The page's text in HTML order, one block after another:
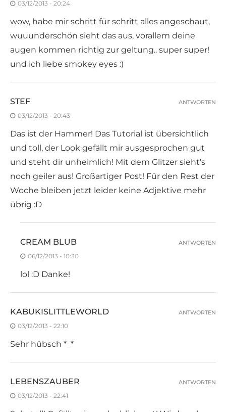
03/12/2013 - 20:24
wow, habe mir schritt für schritt alles angeschaut,
wuuunderschön sieht das aus, vorallem deine
augen kommen richtig zur geltung.. super super!
und ich liebe smokey eyes :)
STEF
03/12/2013 - 20:43
Das ist der Hammer! Das Tutorial ist übersichtlich
und toll, der Look gefällt mir ausgesprochen gut
und steht dir unheimlich! Mit dem Glitzer sieht’s
noch geiler aus! Großartiger Post! Für den Rest der
Woche bleiben jetzt leider keine Adjektive mehr
übrig :D
ANTWORTEN
CREAM BLUB
06/12/2013 - 10:30
lol :D Danke!
ANTWORTEN
KABUKISLITTLEWORLD
03/12/2013 - 22:10
Sehr hübsch *_*
ANTWORTEN
LEBENSZAUBER
03/12/2013 - 22:41
ANTWORTEN